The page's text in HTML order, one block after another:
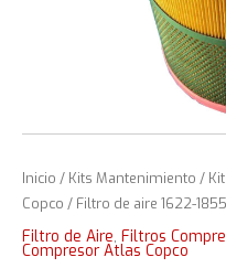
Inicio / Kits Mantenimiento /
Copco / Filtro de aire 1622-
Filtro de Aire, Filtros
Compresor Atlas Copco